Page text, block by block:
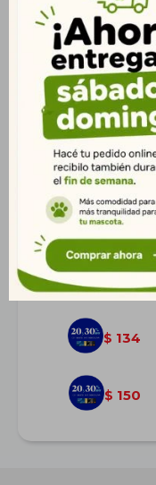
Productos
Progest Sur 20
$ 185
$ 134
$ 150